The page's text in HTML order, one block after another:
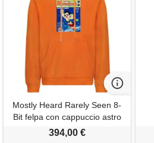
Mostly Heard Rarely Seen 8-
Bit felpa con cappuccio astro
manga - arancione
394,00 €